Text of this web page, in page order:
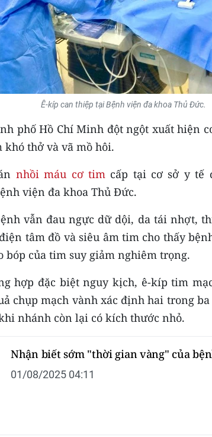
Ê-kíp can thiệp tại Bệnh viện đa khoa Thủ Đức.
phố Hồ Chí Minh đột ngột xuất hiện
thở và vã mồ hôi.
nhồi máu cơ timcấp tại cơ sở y tế
viện đa khoa Thủ Đức.
vẫn đau ngực dữ dội, da tái nhợt,
tâm đồ và siêu âm tim cho thấy
bóp của tim suy giảm nghiêm trọng.
hợp đặc biệt nguy kịch, ê-kíp tim
chụp mạch vành xác định hai trong
nhánh còn lại có kích thước nhỏ.
Nhận biết sớm "thời gian vàng" của
01/08/2025 04:11